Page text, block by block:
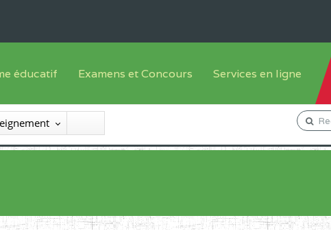
éducatif
formation
Sous système francophone
d'études
Examens et Concours
Inscriptions
Liste des candidats
Services en ligne
Orientation Conseil
Gestion du Personnel
Demande de subvention